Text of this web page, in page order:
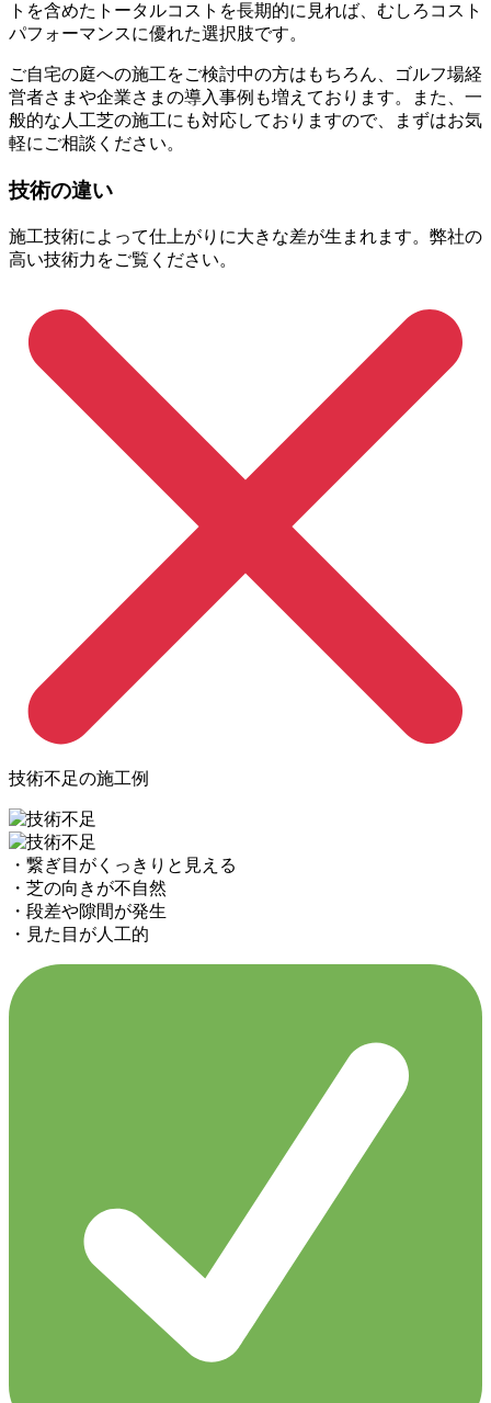
トを含めたトータルコストを長期的に見れば、むしろコスト
パフォーマンスに優れた選択肢です。
ご自宅の庭への施工をご検討中の方はもちろん、ゴルフ場経
営者さまや企業さまの導入事例も増えております。また、一
般的な人工芝の施工にも対応しておりますので、まずはお気
軽にご相談ください。
技術の違い
施工技術によって仕上がりに大きな差が生まれます。弊社の
高い技術力をご覧ください。
技術不足の施工例
・繋ぎ目がくっきりと見える
・芝の向きが不自然
・段差や隙間が発生
・見た目が人工的